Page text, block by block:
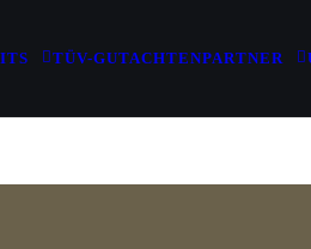
TÜV-GUTACHTENPARTNER